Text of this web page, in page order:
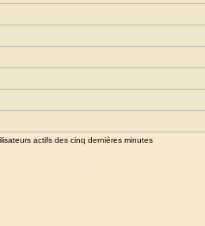
actifs des cinq dernières minutes